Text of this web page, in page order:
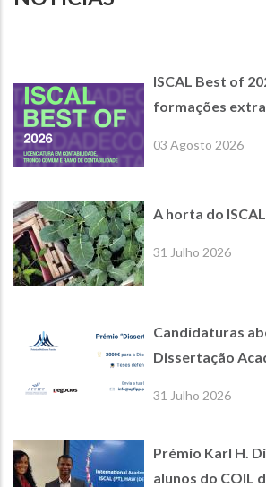
ISCAL Best of
formações
03 Agosto 2026
A horta do
31 Julho 2026
Candidaturas
Dissertação
31 Julho 2026
Prémio Karl H.
alunos do COIL